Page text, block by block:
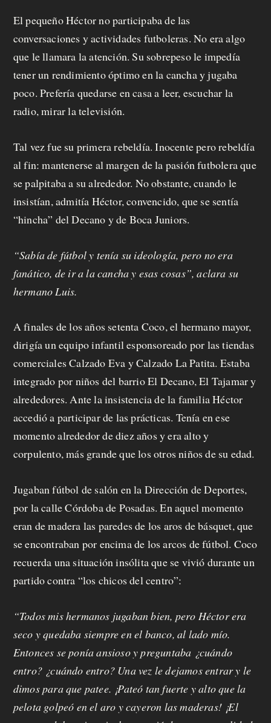
El pequeño Héctor no participaba de las
conversaciones y actividades futboleras. No era algo
que le llamara la atención. Su sobrepeso le impedía
tener un rendimiento óptimo en la cancha y jugaba
poco. Prefería quedarse en casa a leer, escuchar la
radio, mirar la televisión.
Tal vez fue su primera rebeldía. Inocente pero rebeldía
al fin: mantenerse al margen de la pasión futbolera que
se palpitaba a su alrededor. No obstante, cuando le
insistían, admitía Héctor, convencido, que se sentía
“hincha” del Decano y de Boca Juniors.
“Sabía de fútbol y tenía su ideología, pero no era
fanático, de ir a la cancha y esas cosas”, aclara su
hermano Luis.
A finales de los años setenta Coco, el hermano mayor,
dirigía un equipo infantil esponsoreado por las tiendas
comerciales Calzado Eva y Calzado La Patita. Estaba
integrado por niños del barrio El Decano, El Tajamar y
alrededores. Ante la insistencia de la familia Héctor
accedió a participar de las prácticas. Tenía en ese
momento alrededor de diez años y era alto y
corpulento, más grande que los otros niños de su edad.
Jugaban fútbol de salón en la Dirección de Deportes,
por la calle Córdoba de Posadas. En aquel momento
eran de madera las paredes de los aros de básquet, que
se encontraban por encima de los arcos de fútbol. Coco
recuerda una situación insólita que se vivió durante un
partido contra “los chicos del centro”:
“Todos mis hermanos jugaban bien, pero Héctor era
seco y quedaba siempre en el banco, al lado mío.
Entonces se ponía ansioso y preguntaba ¿cuándo
entro? ¿cuándo entro? Una vez le dejamos entrar y le
dimos para que patee. ¡Pateó tan fuerte y alto que la
pelota golpeó en el aro y cayeron las maderas! ¡El